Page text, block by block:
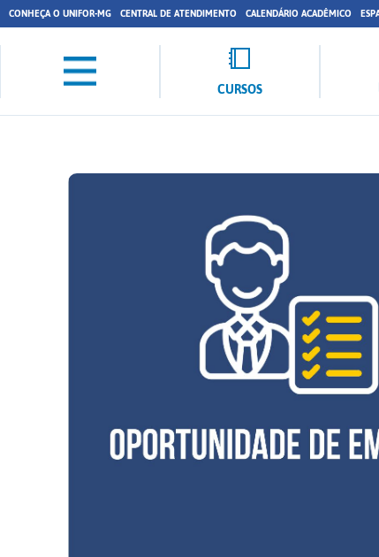
CONHEÇA O UNIFOR-MG CENTRAL DE ATENDIMENTO CALENDÁRIO ACADÊMICO
CURSOS